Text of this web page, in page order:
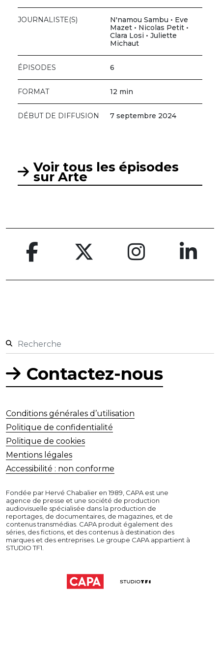
JOURNALISTE(S)
N'namou Sambu • Eve
Mazet • Nicolas Petit •
Clara Losi • Juliette
Michaut
ÉPISODES 6
FORMAT 12 min
DÉBUT DE DIFFUSION 7 septembre 2024
Voir tous les épisodes
sur Arte
Fondée par Hervé Chabalier en 1989, CAPA est une
agence de presse et une société de production
audiovisuelle spécialisée dans la production de
reportages, de documentaires, de magazines, et de
contenus transmédias. CAPA produit également des
séries, des fictions, et des contenus à destination des
marques et des entreprises. Le groupe CAPA appartient à
STUDIO TF1.
Conditions générales d’utilisation
Politique de confidentialité
Politique de cookies
Mentions légales
Accessibilité : non conforme
Contactez-nous